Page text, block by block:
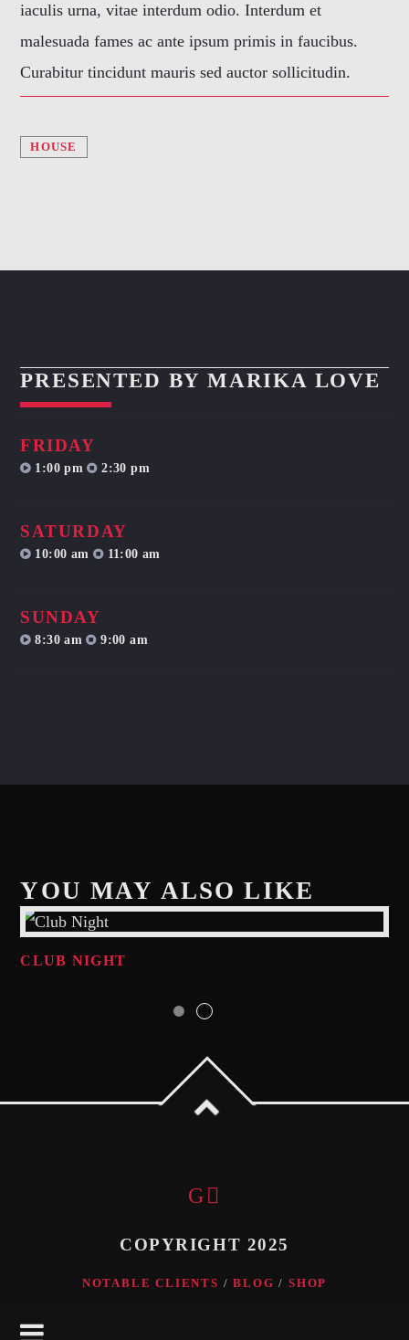
iaculis urna, vitae interdum odio. Interdum et
malesuada fames ac ante ipsum primis in faucibus.
Curabitur tincidunt mauris sed auctor sollicitudin.
HOUSE
PRESENTED BY MARIKA LOVE
FRIDAY
1:00 pm 2:30 pm
SATURDAY
10:00 am 11:00 am
SUNDAY
8:30 am 9:00 am
YOU MAY ALSO LIKE
CLUB NIGHT
COPYRIGHT 2025
NOTABLE CLIENTS BLOG SHOP